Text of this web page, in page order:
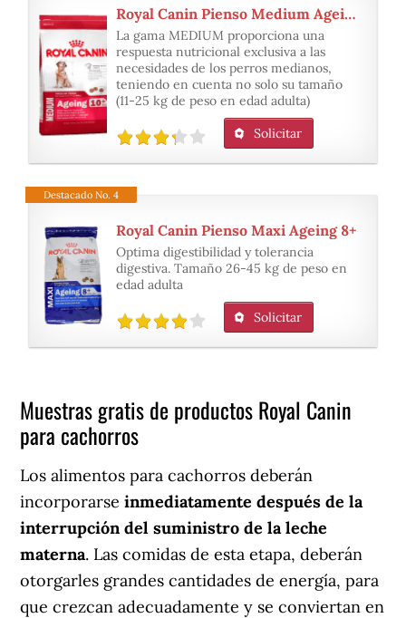
Royal Canin Pienso Medium Ageing
La gama MEDIUM proporciona una
respuesta nutricional exclusiva a las
necesidades de los perros medianos,
teniendo en cuenta no solo su tamaño
(11-25 kg de peso en edad adulta)
Solicitar
Destacado No. 4
Royal Canin Pienso Maxi Ageing 8+
Optima digestibilidad y tolerancia
digestiva. Tamaño 26-45 kg de peso en
edad adulta
Solicitar
Muestras gratis de productos Royal Canin
para cachorros
Los alimentos para cachorros deberán
incorporarse inmediatamente después de la
interrupción del suministro de la leche
materna. Las comidas de esta etapa, deberán
otorgarles grandes cantidades de energía, para
que crezcan adecuadamente y se conviertan en